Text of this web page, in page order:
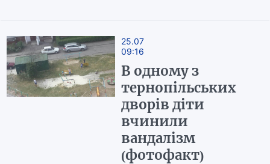
25.07
09:16
В одному з
тернопільських
дворів діти
вчинили
вандалізм
(фотофакт)